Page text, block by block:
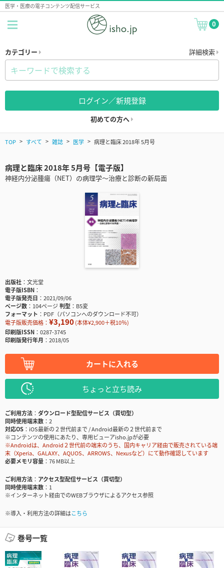
医学・医療の電子コンテンツ配信サービス
0
カテゴリー 詳細検索
ログイン／新規登録
初めての方へ
TOP すべて 雑誌 医学 病理と臨床 2018年 5月号
病理と臨床 2018年 5月号【電子版】
神経内分泌腫瘍（NET）の病理学～治療と診断の新局面
出版社
文光堂
電子版ISBN
電子版発売日
2021/09/06
ページ数
104ページ判型
B5変
フォーマット
PDF（パソコンへのダウンロード不可）
電子版販売価格： ¥3,190(本体¥2,900＋税10％)
印刷版ISSN
0287-3745
印刷版発行年月
2018/05
カートに入れる
ちょっと立ち読み
ご利用方法
ダウンロード型配信サービス（買切型）
同時使用端末数
2
対応OS
iOS最新の２世代前まで / Android最新の２世代前まで
※コンテンツの使用にあたり、専用ビューアisho.jpが必要
※Androidは、Android２世代前の端末のうち、国内キャリア経由で販売されている端
末（Xperia、GALAXY、AQUOS、ARROWS、Nexusなど）にて動作確認しています
必要メモリ容量
76 MB以上
ご利用方法
アクセス型配信サービス（買切型）
同時使用端末数
1
※インターネット経由でのWEBブラウザによるアクセス参照
※導入・利用方法の詳細はこちら
巻号一覧